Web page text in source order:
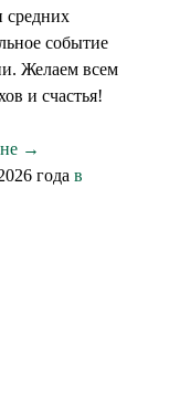
событие
Желаем всем
и счастья!
→
года в